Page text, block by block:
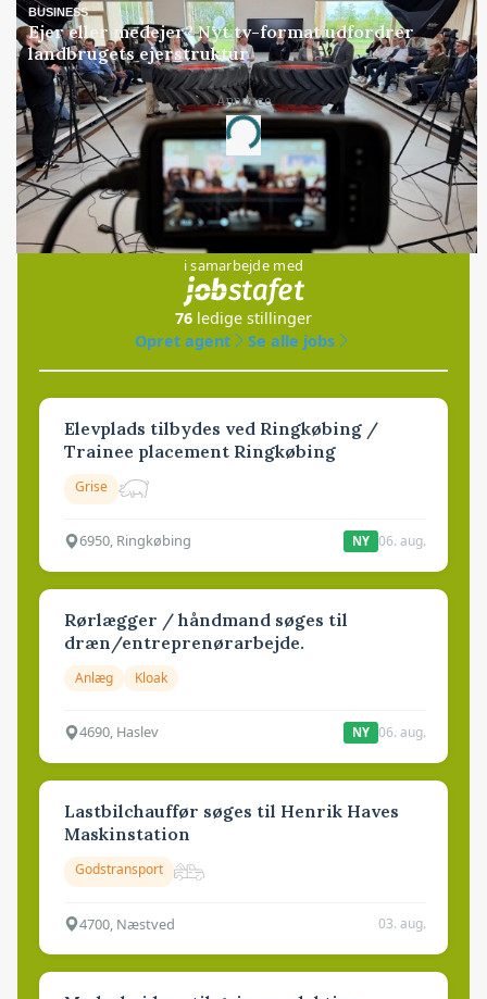
BUSINESS
Ejer eller medejer? Nyt tv-format udfordrer
landbrugets ejerstruktur
Annonce
Loading...
Jobs
i samarbejde med
76 ledige stillinger
Opret agent
Se alle jobs
Elevplads tilbydes ved Ringkøbing /
Trainee placement Ringkøbing
Grise
6950, Ringkøbing NY 06. aug.
Rørlægger / håndmand søges til
dræn/entreprenørarbejde.
Anlæg Kloak
4690, Haslev NY 06. aug.
Lastbilchauffør søges til Henrik Haves
Maskinstation
Godstransport
4700, Næstved 03. aug.